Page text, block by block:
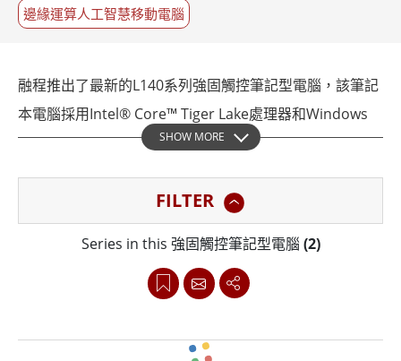
邊緣運算人工智慧移動電腦
融程推出了最新的L140系列強固觸控筆記型電腦，該筆記
本電腦採用Intel® Core™ Tiger Lake處理器和Windows
10 IoT Enterprise操作系統。這款防水筆記本電腦旨在支
和4GLTE（可選），讓工作人員即使在最偏遠的地點也能
保持連接。L140系列還採用流行的日光可讀面板，解析度
為1920 x 1080，並採用直接光學貼合、防眩光處理和用戶
友好的投射電容式觸控螢幕。融程L140系列強固筆記型電
SHOW MORE
FILTER
Series in this 強固觸控筆記型電腦 (2)